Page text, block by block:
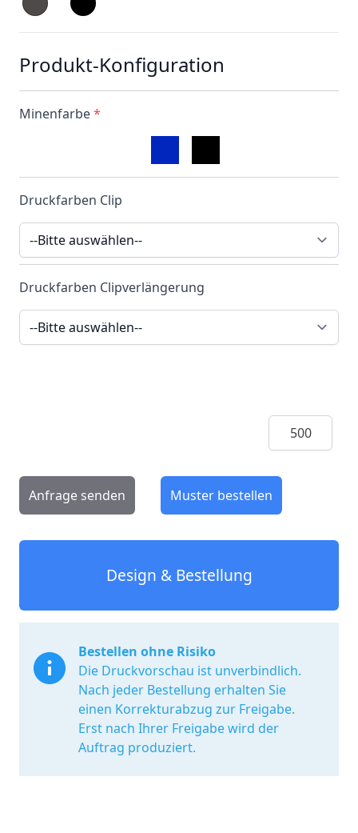
Produkt-Konfiguration
Minenfarbe*
Druckfarben Clip
Druckfarben Clipverlängerung
Menge
Anfrage senden Muster bestellen
Design & Bestellung
Bestellen ohne Risiko
Die Druckvorschau ist unverbindlich.
Nach jeder Bestellung erhalten Sie
einen Korrekturabzug zur Freigabe.
Erst nach Ihrer Freigabe wird der
Auftrag produziert.